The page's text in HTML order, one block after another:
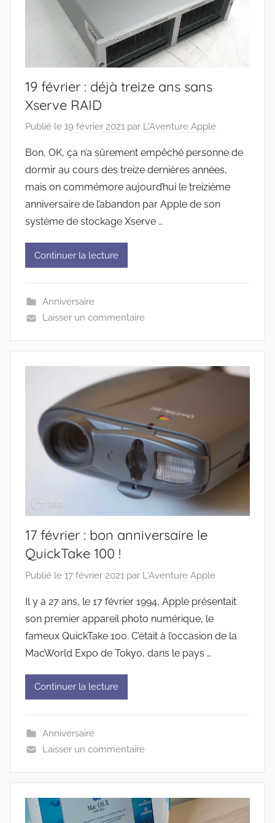
19 février : déjà treize ans sans
Xserve RAID
Publié le 19 février 2021 par L'Aventure Apple
Bon, OK, ça n’a sûrement empêché personne de
dormir au cours des treize dernières années,
mais on commémore aujourd’hui le treizième
anniversaire de l’abandon par Apple de son
système de stockage Xserve …
Continuer la lecture
Anniversaire
Laisser un commentaire
17 février : bon anniversaire le
QuickTake 100 !
Publié le 17 février 2021 par L'Aventure Apple
Il y a 27 ans, le 17 février 1994, Apple présentait
son premier appareil photo numérique, le
fameux QuickTake 100. C’était à l’occasion de la
MacWorld Expo de Tokyo, dans le pays …
Continuer la lecture
Anniversaire
Laisser un commentaire